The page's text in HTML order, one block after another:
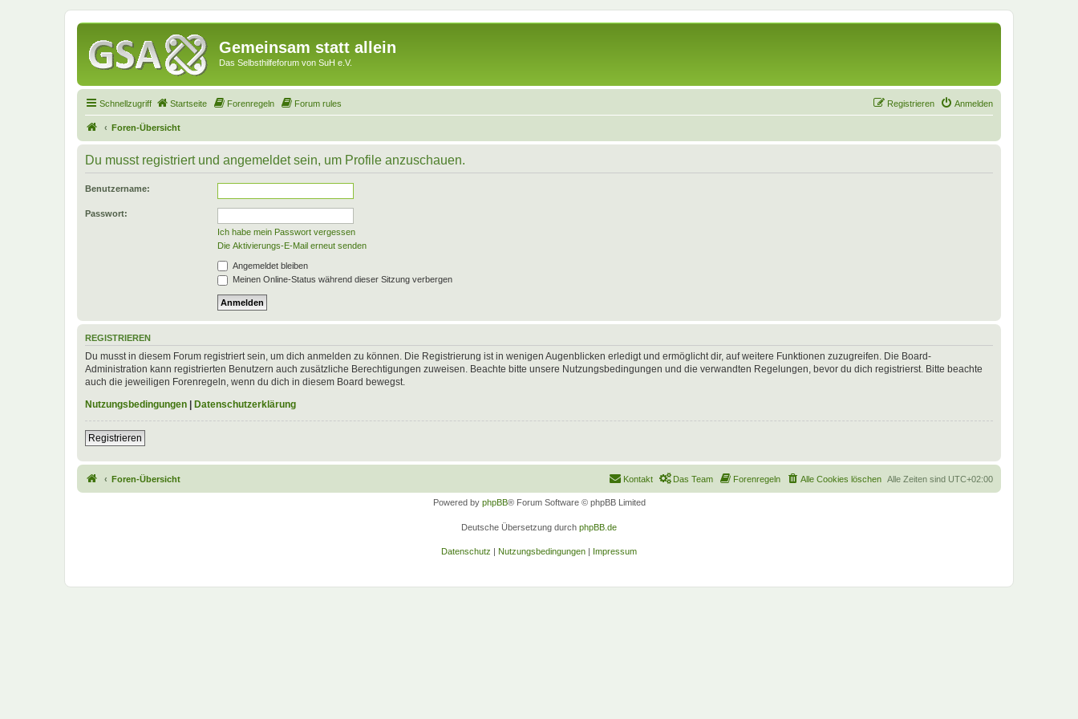
Gemeinsam statt allein
Das Selbsthilfeforum von SuH e.V.
Schnellzugriff Startseite Forenregeln Forum rules Anmelden
Registrieren
Foren-Übersicht
Du musst registriert und angemeldet sein, um Profile anzuschauen.
Benutzername:
Passwort:
Ich habe mein Passwort vergessen
Die Aktivierungs-E-Mail erneut senden
Angemeldet bleiben
Meinen Online-Status während dieser Sitzung verbergen
REGISTRIEREN
Du musst in diesem Forum registriert sein, um dich anmelden zu können. Die Registrierung ist in wenigen Augenblicken erledigt und ermöglicht dir, auf weitere Funktionen zuzugreifen. Die Board-
Administration kann registrierten Benutzern auch zusätzliche Berechtigungen zuweisen. Beachte bitte unsere Nutzungsbedingungen und die verwandten Regelungen, bevor du dich registrierst. Bitte beachte
auch die jeweiligen Forenregeln, wenn du dich in diesem Board bewegst.
Nutzungsbedingungen
Datenschutzerklärung
Registrieren
Foren-Übersicht Alle Zeiten sind UTC+02:00
Alle Cookies löschen
Forenregeln
Das Team
Kontakt
Powered by phpBB® Forum Software © phpBB Limited
Deutsche Übersetzung durch phpBB.de
Datenschutz Nutzungsbedingungen Impressum